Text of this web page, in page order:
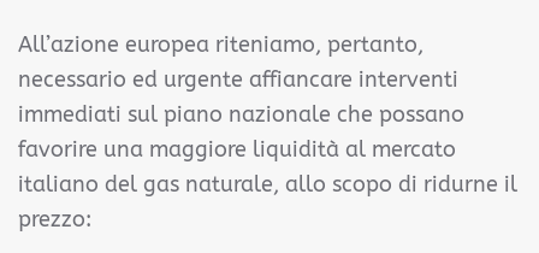
All’azione europea riteniamo, pertanto,
necessario ed urgente affiancare interventi
immediati sul piano nazionale che possano
favorire una maggiore liquidità al mercato
italiano del gas naturale, allo scopo di ridurne il
prezzo: